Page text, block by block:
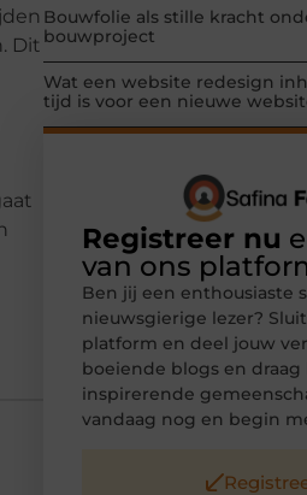
Dit
Bouwfolie als stille kracht
bouwproject
Wat een website redesign
tijd is voor een nieuwe
Registreer nu
van ons
Ben jij een enthousiaste
nieuwsgierige lezer?
platform en deel jouw
boeiende blogs en draag
inspirerende
vandaag nog en begin